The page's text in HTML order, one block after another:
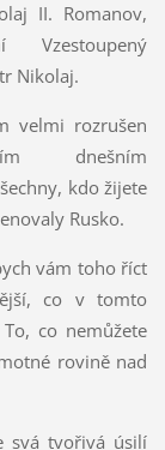
II. Romanov,
Vzestoupený
Nikolaj.
velmi rozrušen
dnešním
kdo žijete
Rusko.
vám toho říct
co v tomto
co nemůžete
rovině nad
svá tvořivá úsilí